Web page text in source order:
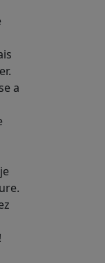
a